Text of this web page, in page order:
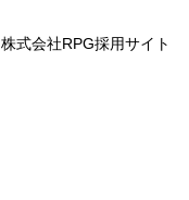
株式会社RPG採用サイト